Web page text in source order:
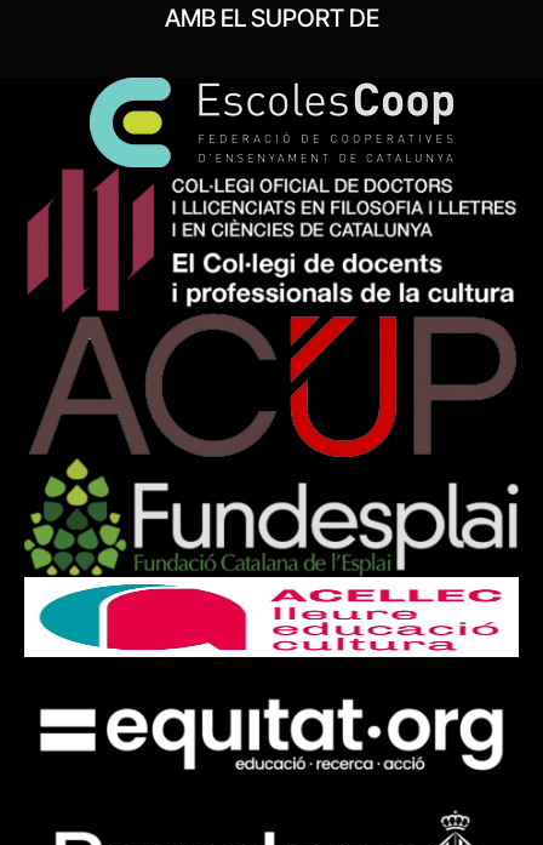
AMB EL SUPORT DE